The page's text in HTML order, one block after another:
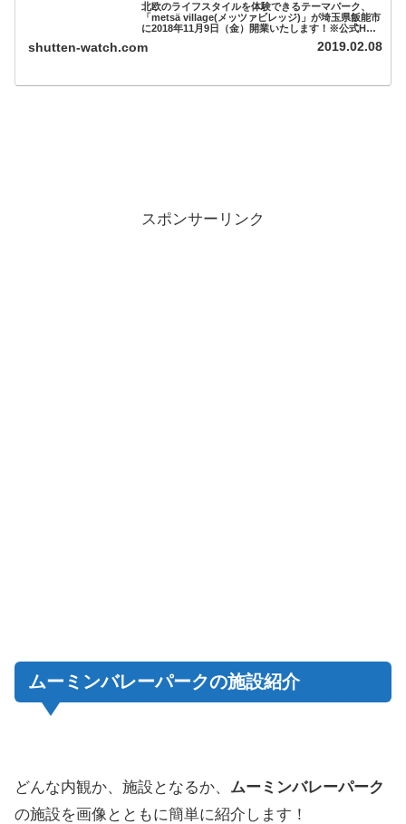
北欧のライフスタイルを体験できるテーマパーク、
「metsä village(メッツァビレッジ)」が埼玉県飯能市
に2018年11月9日（金）開業いたします！※公式HP
「メッツァ」内にでき、食事か...
shutten-watch.com 2019.02.08
スポンサーリンク
ムーミンバレーパークの施設紹介
どんな内観か、施設となるか、 ムーミンバレーパーク
の施設を画像とともに簡単に紹介します！